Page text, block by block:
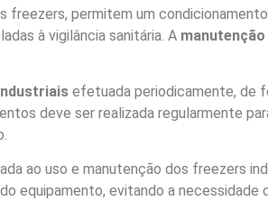
freezers, permitem um
à vigilância sanitária. A
efetuada periodicamente, de
deve ser realizada regularmente
ao uso e manutenção dos freezers
equipamento, evitando a necessidade